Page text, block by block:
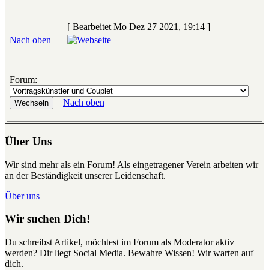
[ Bearbeitet Mo Dez 27 2021, 19:14 ]
Nach oben
Forum:
Nach oben
Über Uns
Wir sind mehr als ein Forum! Als eingetragener Verein arbeiten wir
an der Beständigkeit unserer Leidenschaft.
Über uns
Wir suchen Dich!
Du schreibst Artikel, möchtest im Forum als Moderator aktiv
werden? Dir liegt Social Media. Bewahre Wissen! Wir warten auf
dich.